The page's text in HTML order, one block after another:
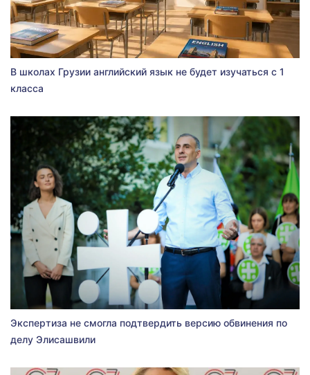
В школах Грузии английский язык не будет изучаться с 1
класса
Экспертиза не смогла подтвердить версию обвинения по
делу Элисашвили